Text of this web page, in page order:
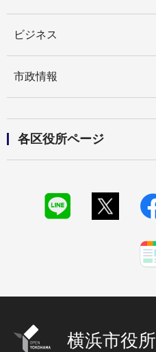
ビジネス
市政情報
各区役所ページ
横浜市役所